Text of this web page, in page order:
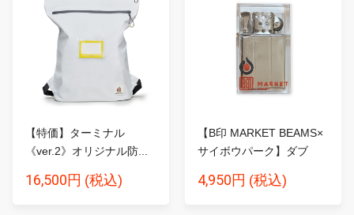
【特価】ターミナル
《ver.2》オリジナル防...
16,500円 (税込)
【B印 MARKET BEAMS×
サイボウパーク】ダブ
4,950円 (税込)